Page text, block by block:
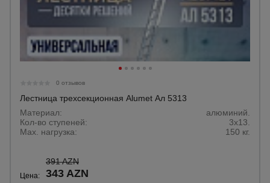
0 отзывов
Лестница трехсекционная Alumet Ал 5313
Материал:
алюминий.
Кол-во ступеней:
3х13.
Max. нагрузка:
150 кг.
Цена:
391 AZN
343 AZN